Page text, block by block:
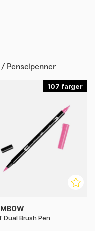
Penselpenner
107
Dual Brush Pen